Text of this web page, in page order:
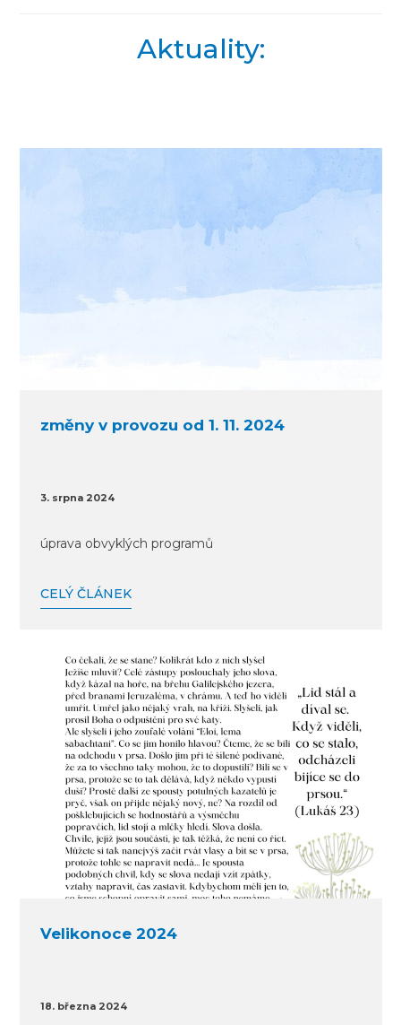
Aktuality:
změny v provozu od 1. 11. 2024
3. srpna 2024
úprava obvyklých programů
CELÝ ČLÁNEK
Velikonoce 2024
18. března 2024